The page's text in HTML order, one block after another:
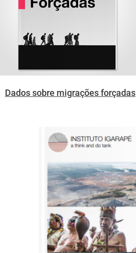
Dados sobre migrações forçadas